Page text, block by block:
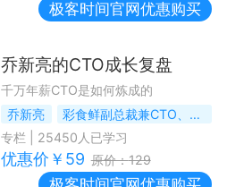
极客时间官网优惠购买
乔新亮的CTO成长复盘
千万年薪CTO是如何炼成的
乔新亮
彩食鲜副总裁兼CTO、前苏宁科技集团副总裁、TGO鲲鹏会荣誉导师
专栏
25450 人已学习
优惠价￥ 59 原价：129